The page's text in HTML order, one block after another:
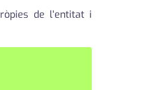
de l'entitat i